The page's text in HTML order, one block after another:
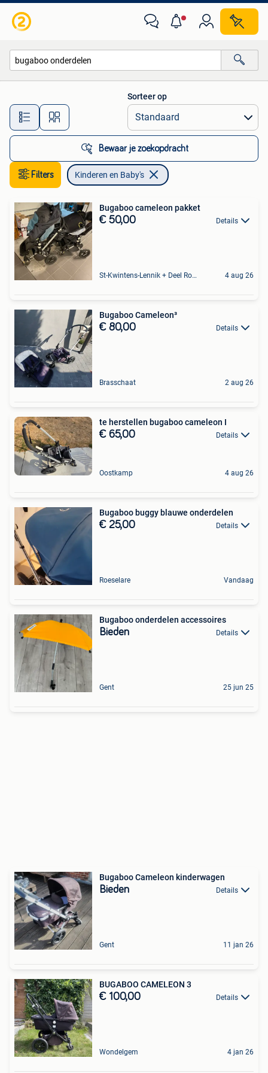
Alle afstanden…
Sorteer op
Bewaar je zoekopdracht
Filters Kinderen en Baby's
Bugaboo cameleon pakket
€ 50,00 Details
St-Kwintens-Lennik + Deel Roosdaal 4 aug 26
Bugaboo Cameleon³
€ 80,00 Details
Brasschaat 2 aug 26
te herstellen bugaboo cameleon I
€ 65,00 Details
Oostkamp 4 aug 26
Bugaboo buggy blauwe onderdelen
€ 25,00 Details
Roeselare Vandaag
Bugaboo onderdelen accessoires
Bieden Details
Gent 25 jun 25
Bugaboo Cameleon kinderwagen
Bieden Details
Gent 11 jan 26
BUGABOO CAMELEON 3
€ 100,00 Details
Wondelgem 4 jan 26